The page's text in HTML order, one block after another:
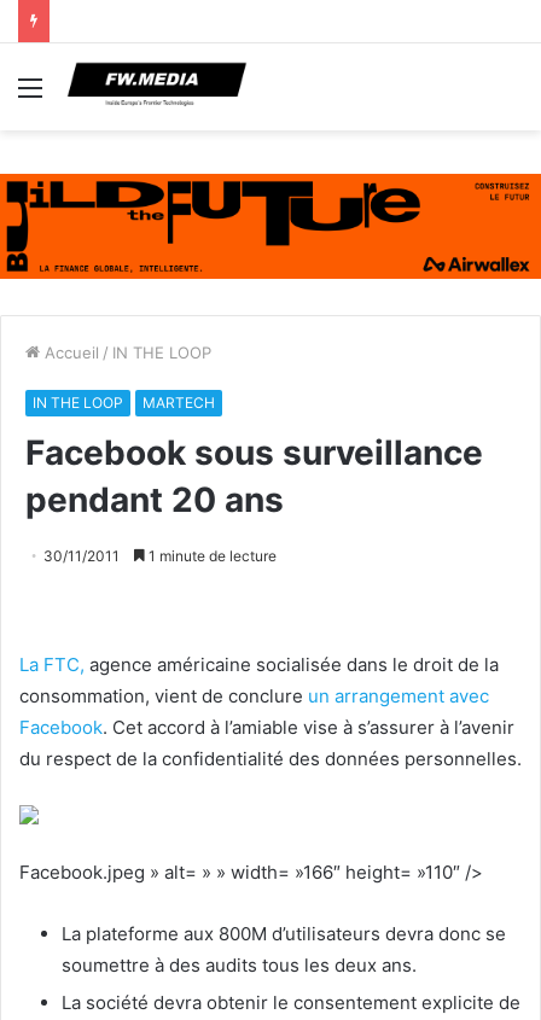
Menu
Accueil / IN THE LOOP
IN THE LOOP MARTECH
Facebook sous surveillance
pendant 20 ans
30/11/2011 1 minute de lecture
La FTC, agence américaine socialisée dans le droit de la
consommation, vient de conclure un arrangement avec
Facebook. Cet accord à l’amiable vise à s’assurer à l’avenir
du respect de la confidentialité des données personnelles.
Facebook.jpeg » alt= » » width= »166″ height= »110″ />
La plateforme aux 800M d’utilisateurs devra donc se
soumettre à des audits tous les deux ans.
La société devra obtenir le consentement explicite de